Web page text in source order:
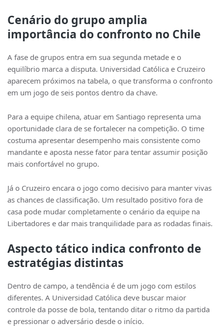
Cenário do grupo amplia
importância do confronto no Chile
A fase de grupos entra em sua segunda metade e o
equilíbrio marca a disputa. Universidad Católica e Cruzeiro
aparecem próximos na tabela, o que transforma o confronto
em um jogo de seis pontos dentro da chave.
Para a equipe chilena, atuar em Santiago representa uma
oportunidade clara de se fortalecer na competição. O time
costuma apresentar desempenho mais consistente como
mandante e aposta nesse fator para tentar assumir posição
mais confortável no grupo.
Já o Cruzeiro encara o jogo como decisivo para manter vivas
as chances de classificação. Um resultado positivo fora de
casa pode mudar completamente o cenário da equipe na
Libertadores e dar mais tranquilidade para as rodadas finais.
Aspecto tático indica confronto de
estratégias distintas
Dentro de campo, a tendência é de um jogo com estilos
diferentes. A Universidad Católica deve buscar maior
controle da posse de bola, tentando ditar o ritmo da partida
e pressionar o adversário desde o início.